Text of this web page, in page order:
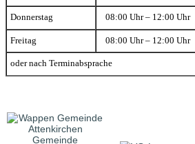
Donnerstag 08:00 Uhr – 12:00 Uhr
Freitag 08:00 Uhr – 12:00 Uhr
oder nach Terminabsprache
Gemeinde